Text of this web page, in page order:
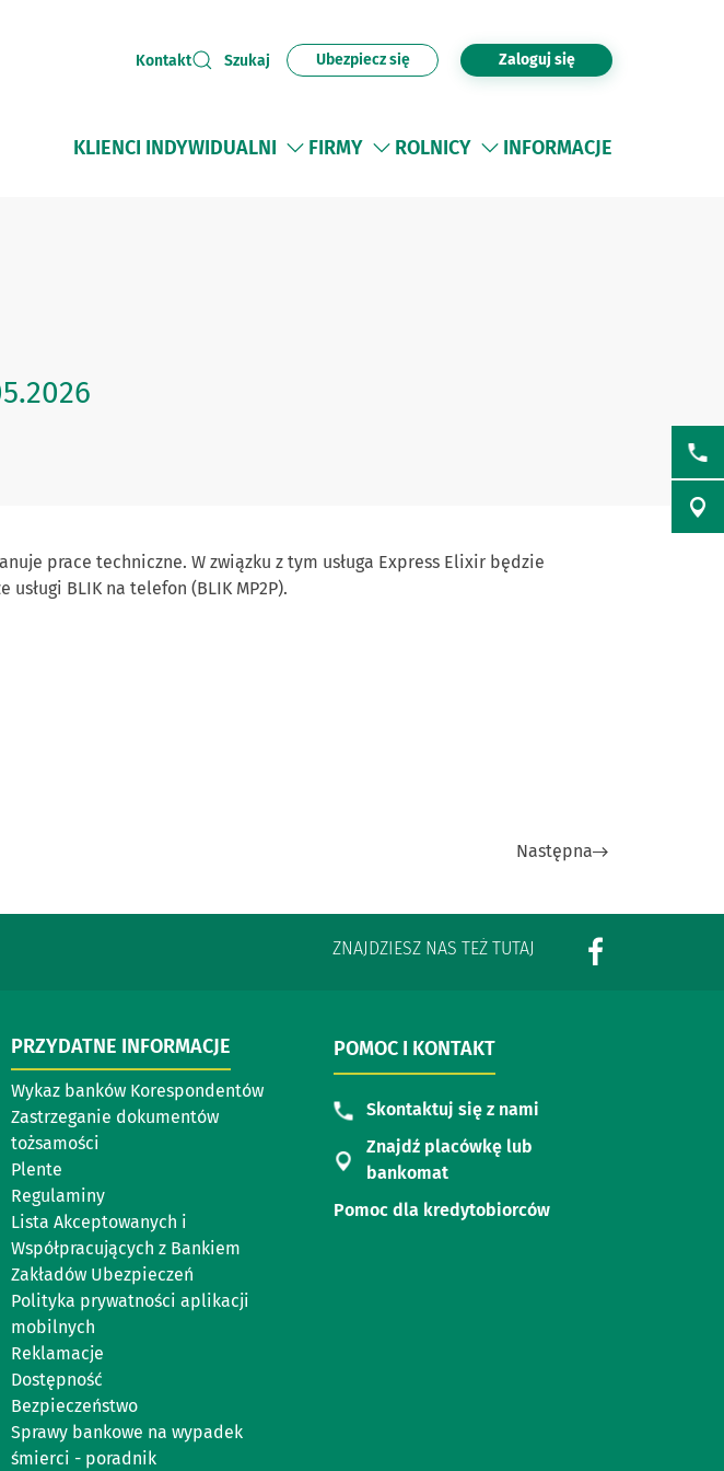
Kontakt Szukaj Ubezpiecz się Zaloguj się
KLIENCI INDYWIDUALNI FIRMY ROLNICY INFORMACJE
prace techniczne. W związku z tym usługa Express Elixir będzie
BLIK na telefon (BLIK MP2P).
Następna
ZNAJDZIESZ NAS TEŻ TUTAJ
PRZYDATNE INFORMACJE
Wykaz banków Korespondentów
Zastrzeganie dokumentów
tożsamości
Plente
Regulaminy
Lista Akceptowanych i
Współpracujących z Bankiem
Zakładów Ubezpieczeń
Polityka prywatności aplikacji
mobilnych
Reklamacje
Dostępność
Bezpieczeństwo
Sprawy bankowe na wypadek
śmierci - poradnik
POMOC I KONTAKT
Skontaktuj się z nami
Znajdź placówkę lub
bankomat
Pomoc dla kredytobiorców